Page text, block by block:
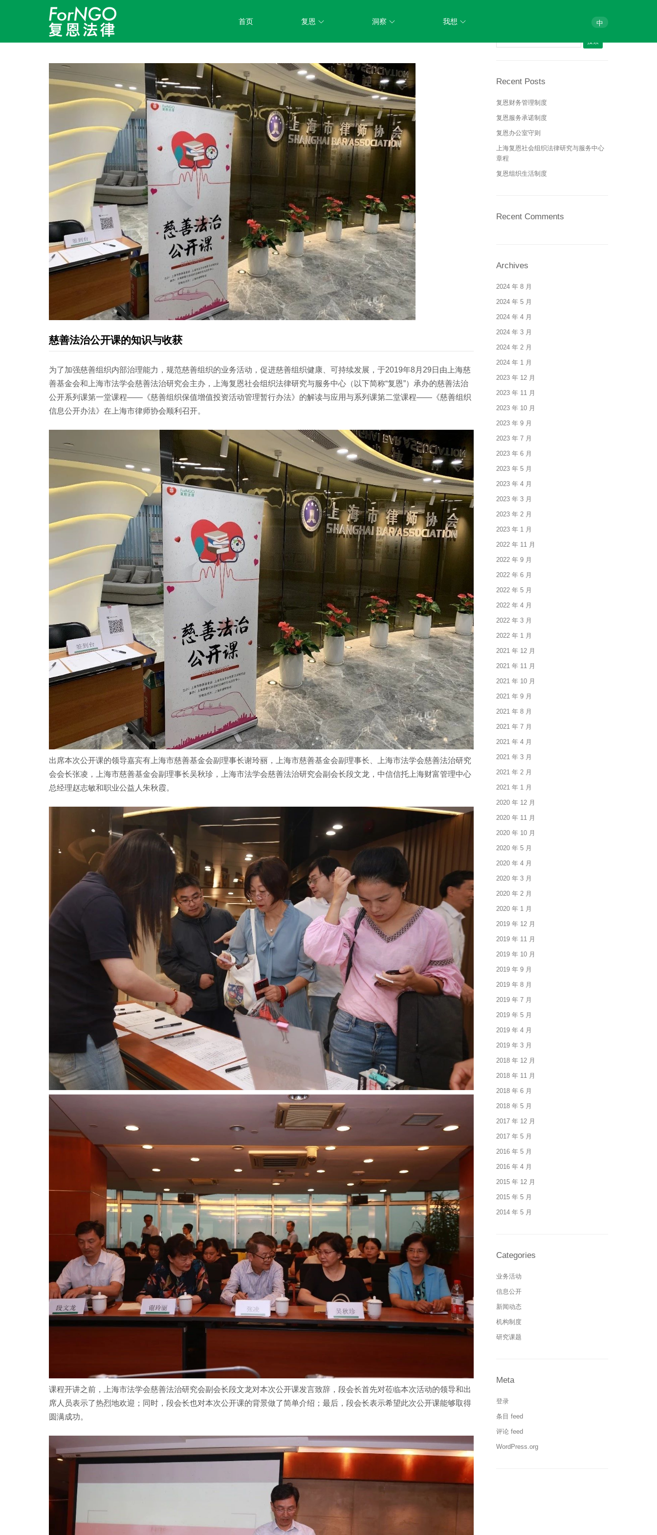
首页 复恩
组织架构
机构制度
信息公开
业务活动
荣誉资质
洞察
立法参与
研究课题
成果展示
我想 中
月度归档：8 月 2019
慈善法治公开课的知识与收获
为了加强慈善组织内部治理能力，规范慈善组织的业务活动，促进慈善组织健康、可持续发展，于2019年8月29日由上海慈
善基金会和上海市法学会慈善法治研究会主办，上海复恩社会组织法律研究与服务中心（以下简称“复恩”）承办的慈善法治
公开系列课第一堂课程——《慈善组织保值增值投资活动管理暂行办法》的解读与应用与系列课第二堂课程——《慈善组织
信息公开办法》在上海市律师协会顺利召开。
出席本次公开课的领导嘉宾有上海市慈善基金会副理事长谢玲丽，上海市慈善基金会副理事长、上海市法学会慈善法治研究
会会长张凌，上海市慈善基金会副理事长吴秋珍，上海市法学会慈善法治研究会副会长段文龙，中信信托上海财富管理中心
总经理赵志敏和职业公益人朱秋霞。
课程开讲之前，上海市法学会慈善法治研究会副会长段文龙对本次公开课发言致辞，段会长首先对莅临本次活动的领导和出
席人员表示了热烈地欢迎；同时，段会长也对本次公开课的背景做了简单介绍；最后，段会长表示希望此次公开课能够取得
圆满成功。
搜索：
Recent Posts
复恩财务管理制度
复恩服务承诺制度
复恩办公室守则
上海复恩社会组织法律研究与服务中心
章程
复恩组织生活制度
Recent Comments
Archives
2024 年 8 月
2024 年 5 月
2024 年 4 月
2024 年 3 月
2024 年 2 月
2024 年 1 月
2023 年 12 月
2023 年 11 月
2023 年 10 月
2023 年 9 月
2023 年 7 月
2023 年 6 月
2023 年 5 月
2023 年 4 月
2023 年 3 月
2023 年 2 月
2023 年 1 月
2022 年 11 月
2022 年 9 月
2022 年 6 月
2022 年 5 月
2022 年 4 月
2022 年 3 月
2022 年 1 月
2021 年 12 月
2021 年 11 月
2021 年 10 月
2021 年 9 月
2021 年 8 月
2021 年 7 月
2021 年 4 月
2021 年 3 月
2021 年 2 月
2021 年 1 月
2020 年 12 月
2020 年 11 月
2020 年 10 月
2020 年 5 月
2020 年 4 月
2020 年 3 月
2020 年 2 月
2020 年 1 月
2019 年 12 月
2019 年 11 月
2019 年 10 月
2019 年 9 月
2019 年 8 月
2019 年 7 月
2019 年 5 月
2019 年 4 月
2019 年 3 月
2018 年 12 月
2018 年 11 月
2018 年 6 月
2018 年 5 月
2017 年 12 月
2017 年 5 月
2016 年 5 月
2016 年 4 月
2015 年 12 月
2015 年 5 月
2014 年 5 月
Categories
业务活动
信息公开
新闻动态
机构制度
研究课题
Meta
登录
条目 feed
评论 feed
WordPress.org